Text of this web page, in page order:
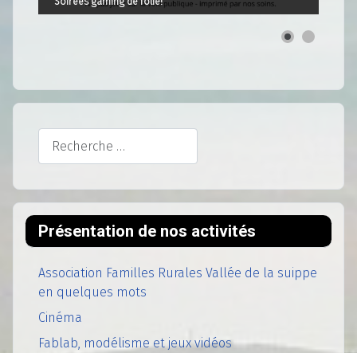
Rechercher
Présentation de nos activités
Association Familles Rurales Vallée de la suippe
en quelques mots
Cinéma
Fablab, modélisme et jeux vidéos